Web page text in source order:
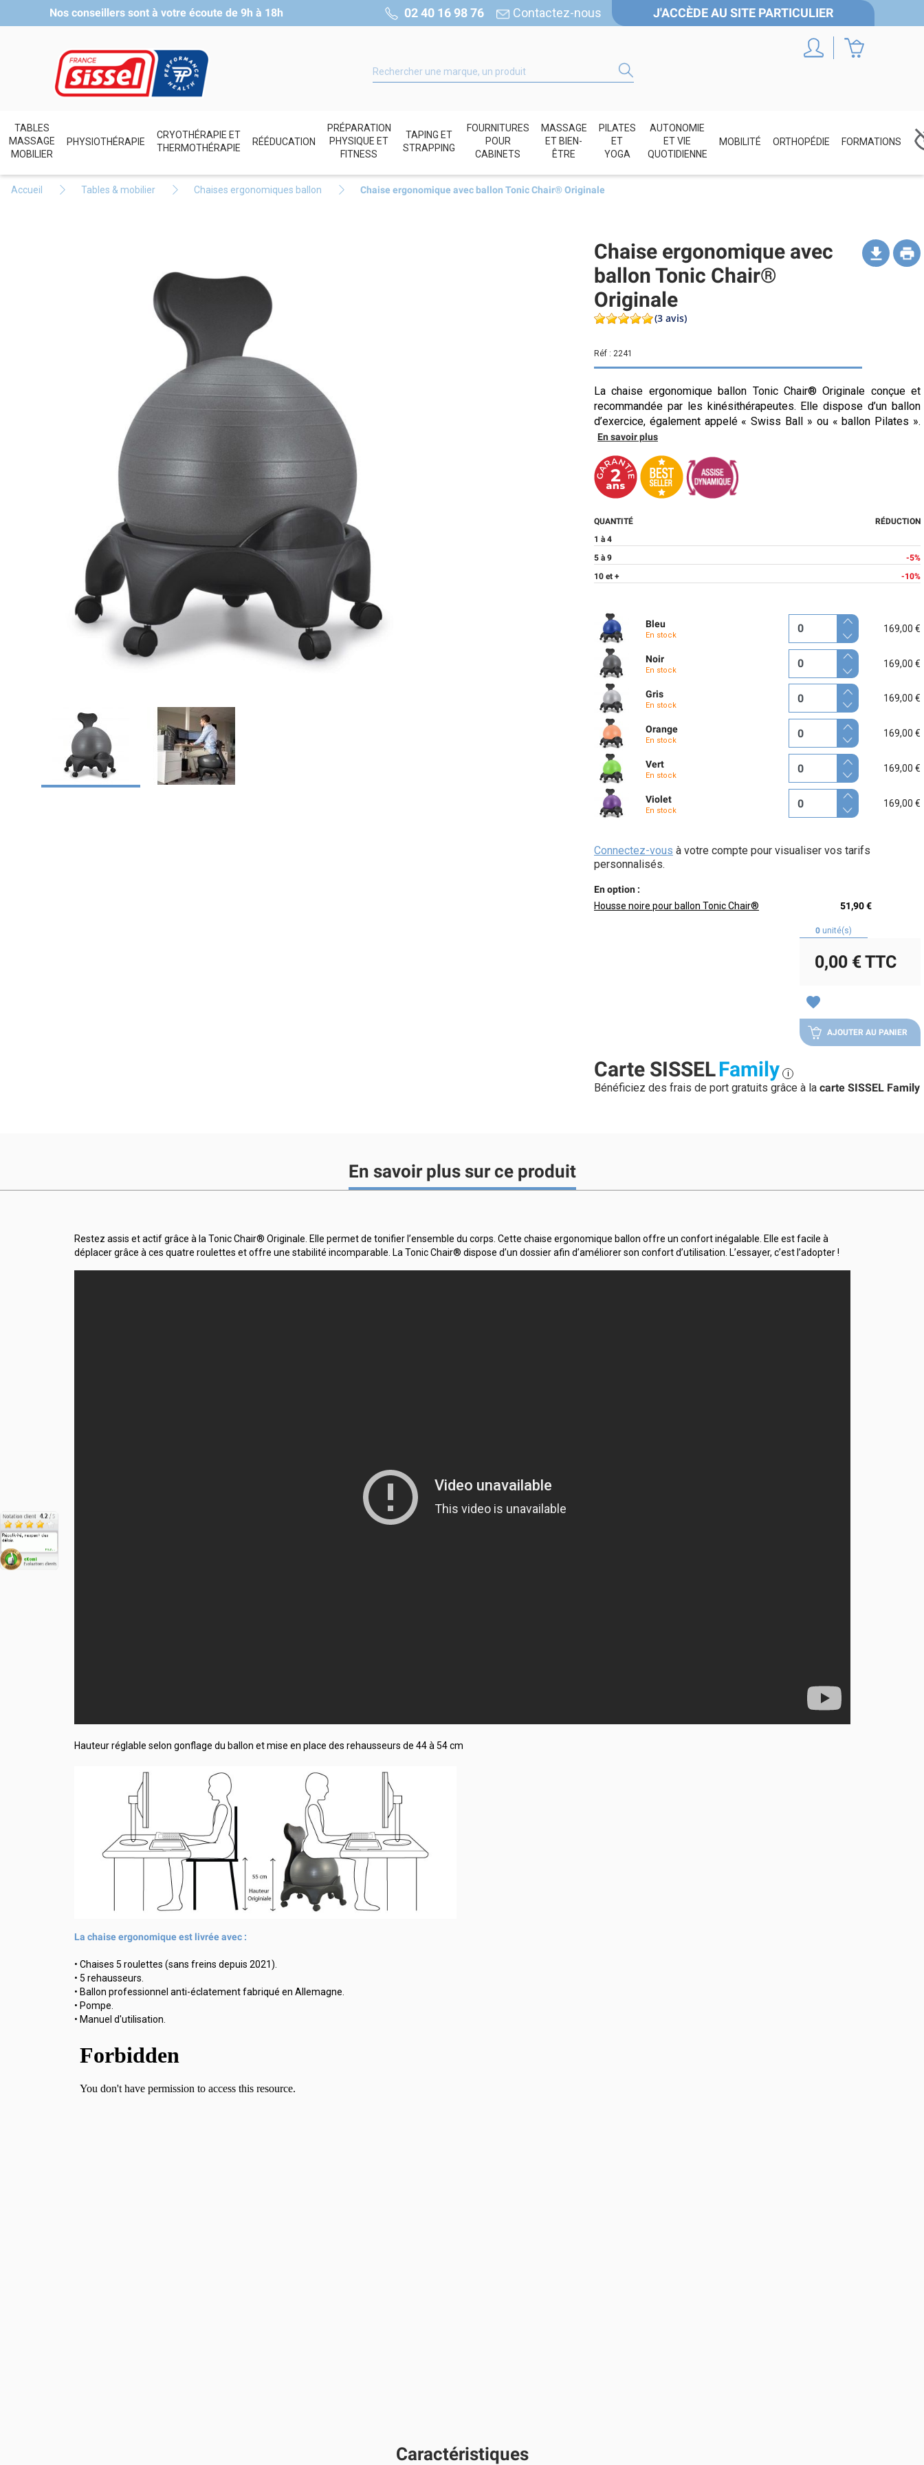
Nos conseillers sont à votre écoute de 9h à 18h 02 40 16 98 76 Contactez-nous J'ACCÈDE AU SITE PARTICULIER
TABLES
MASSAGE
MOBILIER
PHYSIOTHÉRAPIE
CRYOTHÉRAPIE ET
THERMOTHÉRAPIE
RÉÉDUCATION
PRÉPARATION
PHYSIQUE ET
FITNESS
TAPING ET
STRAPPING
FOURNITURES
POUR
CABINETS
MASSAGE
ET BIEN-
ÊTRE
PILATES
ET
YOGA
AUTONOMIE
ET VIE
QUOTIDIENNE
MOBILITÉ ORTHOPÉDIE FORMATIONS
Accueil Tables & mobilier Chaises ergonomiques ballon Chaise ergonomique avec ballon Tonic Chair® Originale
Chaise ergonomique avec
ballon Tonic Chair®
Originale
(3 avis)
Réf : 2241
La chaise ergonomique ballon Tonic Chair® Originale conçue et
recommandée par les kinésithérapeutes. Elle dispose d’un ballon
d’exercice, également appelé « Swiss Ball » ou « ballon Pilates ».
En savoir plus
QUANTITÉ
RÉDUCTION
1 à 4
5 à 9
-5%
10 et +
-10%
Bleu
En stock
169,00 €
Noir
En stock
169,00 €
Gris
En stock
169,00 €
Orange
En stock
169,00 €
Vert
En stock
169,00 €
Violet
En stock
169,00 €
Connectez-vous à votre compte pour visualiser vos tarifs
personnalisés.
En option :
Housse noire pour ballon Tonic Chair®
51,90 €
0 unité(s)
0,00 €TTC
favorite
AJOUTER AU PANIER
Carte SISSELFamily i
Bénéficiez des frais de port gratuits grâce à la carte SISSEL Family
En savoir plus sur ce produit
Restez assis et actif grâce à la Tonic Chair® Originale. Elle permet de tonifier l’ensemble du corps. Cette chaise ergonomique ballon offre un confort inégalable. Elle est facile à
déplacer grâce à ces quatre roulettes et offre une stabilité incomparable. La Tonic Chair® dispose d’un dossier afin d’améliorer son confort d’utilisation. L’essayer, c’est l’adopter !
Hauteur réglable selon gonflage du ballon et mise en place des rehausseurs de 44 à 54 cm
La chaise ergonomique est livrée avec :
• Chaises 5 roulettes (sans freins depuis 2021).
• 5 rehausseurs.
• Ballon professionnel anti-éclatement fabriqué en Allemagne.
• Pompe.
• Manuel d'utilisation.
Caractéristiques